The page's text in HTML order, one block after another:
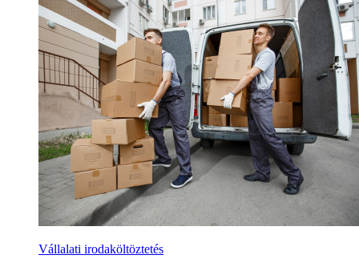
Vállalati irodaköltöztetés